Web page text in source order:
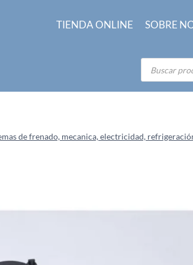
TIENDA ONLINE SOBRE
Búsqueda
de
productos
de frenado, mecanica, electricidad,